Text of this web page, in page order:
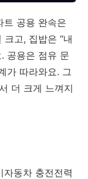
트 공용 완속은
고, 집밥은 “내
공용은 점유 문
가 따라와요. 그
더 크게 느껴지
동차 충전전력